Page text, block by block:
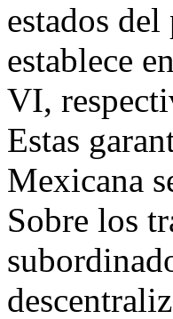
estados
establece
VI,
Estas
Mexicana
Sobre los